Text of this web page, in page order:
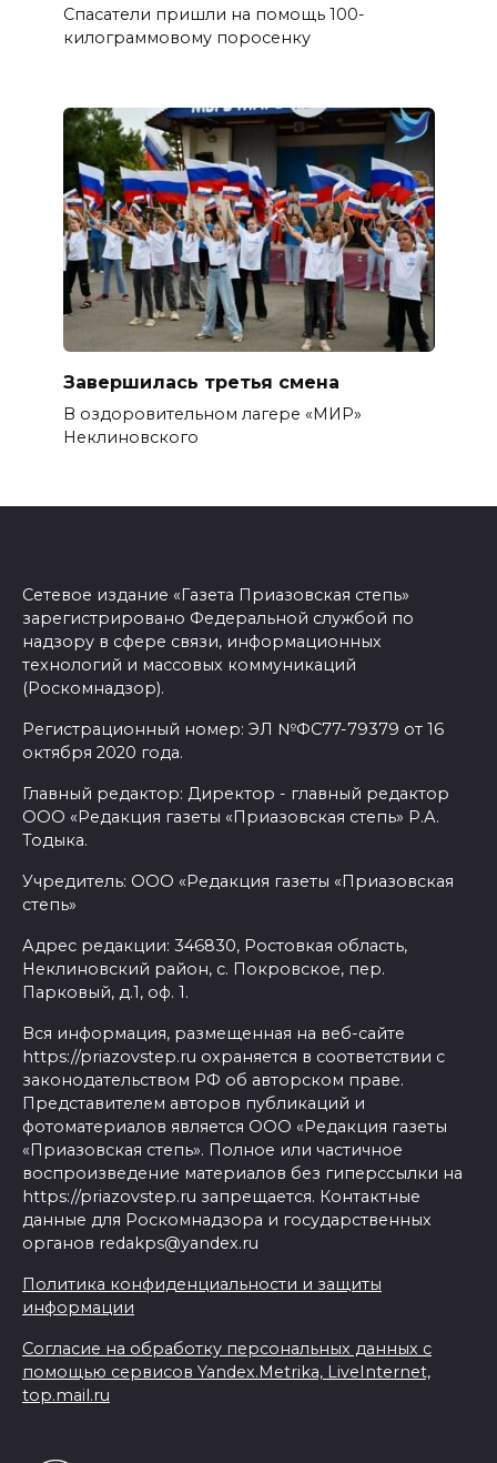
Спасатели пришли на помощь 100-
килограммовому поросенку
Завершилась третья смена
В оздоровительном лагере «МИР»
Неклиновского
Сетевое издание «Газета Приазовская степь»
зарегистрировано Федеральной службой по
надзору в сфере связи, информационных
технологий и массовых коммуникаций
(Роскомнадзор).
Регистрационный номер: ЭЛ №ФС77-79379 от 16
октября 2020 года.
Главный редактор: Директор - главный редактор
ООО «Редакция газеты «Приазовская степь» Р.А.
Тодыка.
Учредитель: ООО «Редакция газеты «Приазовская
степь»
Адрес редакции: 346830, Ростовкая область,
Неклиновский район, с. Покровское, пер.
Парковый, д.1, оф. 1.
Вся информация, размещенная на веб-сайте
https://priazovstep.ru охраняется в соответствии с
законодательством РФ об авторском праве.
Представителем авторов публикаций и
фотоматериалов является ООО «Редакция газеты
«Приазовская степь». Полное или частичное
воспроизведение материалов без гиперссылки на
https://priazovstep.ru запрещается. Контактные
данные для Роскомнадзора и государственных
органов redakps@yandex.ru
Политика конфиденциальности и защиты
информации
Согласие на обработку персональных данных с
помощью сервисов Yandex.Metrika, LiveInternet,
top.mail.ru